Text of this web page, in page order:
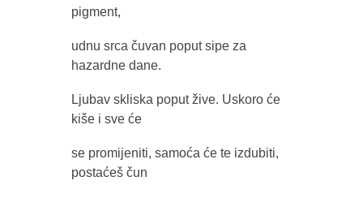
pigment,
udnu srca čuvan poput sipe za
hazardne dane.
Ljubav skliska poput žive. Uskoro će
kiše i sve će
se promijeniti, samoća će te izdubiti,
postaćeš čun